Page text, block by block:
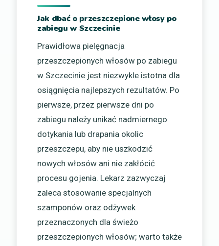
Jak dbać o przeszczepione włosy po
zabiegu w Szczecinie
Prawidłowa pielęgnacja
przeszczepionych włosów po zabiegu
w Szczecinie jest niezwykle istotna dla
osiągnięcia najlepszych rezultatów. Po
pierwsze, przez pierwsze dni po
zabiegu należy unikać nadmiernego
dotykania lub drapania okolic
przeszczepu, aby nie uszkodzić
nowych włosów ani nie zakłócić
procesu gojenia. Lekarz zazwyczaj
zaleca stosowanie specjalnych
szamponów oraz odżywek
przeznaczonych dla świeżo
przeszczepionych włosów; warto także